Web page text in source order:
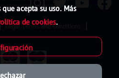
acepta su uso. Más
de cookies.
Legal Terms and Conditions